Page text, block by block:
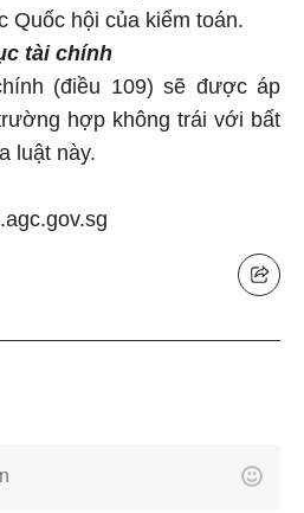
Quốc hội của kiểm toán.
tài chính
(điều 109) sẽ được áp
hợp không trái với bất
luật này.